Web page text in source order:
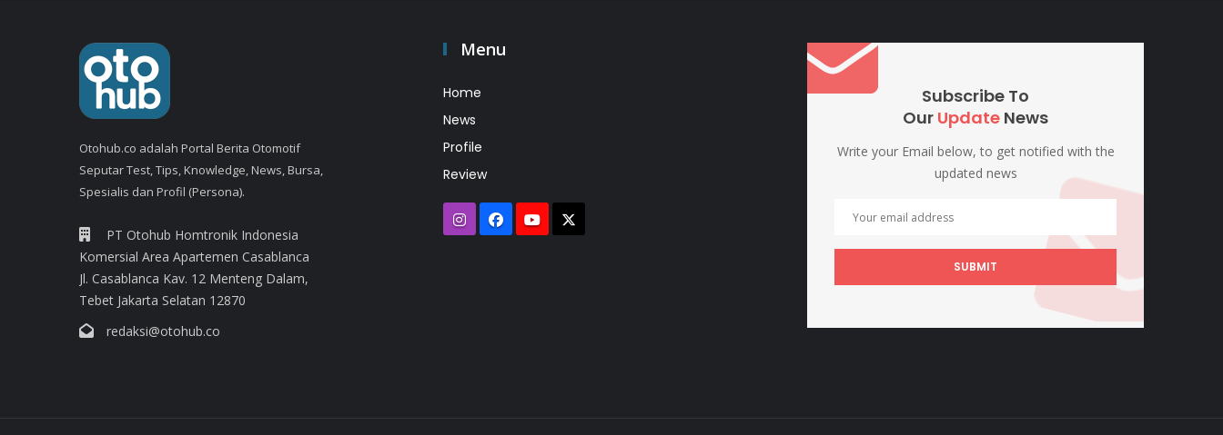
Otohub.co adalah Portal Berita Otomotif
Seputar Test, Tips, Knowledge, News, Bursa,
Spesialis dan Profil (Persona).
PT Otohub Homtronik Indonesia
Komersial Area Apartemen Casablanca
Jl. Casablanca Kav. 12 Menteng Dalam,
Tebet Jakarta Selatan 12870
redaksi@otohub.co
Menu
Home
News
Profile
Review
Subscribe To
Our Update News
Write your Email below, to get notified with the
updated news
SUBMIT